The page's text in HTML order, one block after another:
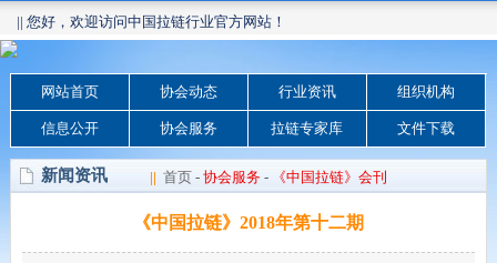
|| 您好，欢迎访问中国拉链行业官方网站！
网站首页 协会动态 行业资讯 组织机构
信息公开 协会服务 拉链专家库 文件下载
新闻资讯 || 首页- 协会服务- 《中国拉链》会刊
《中国拉链》2018年第十二期